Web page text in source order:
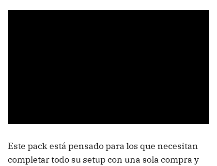
Este pack está pensado para los que necesitan
completar todo su setup con una sola compra y